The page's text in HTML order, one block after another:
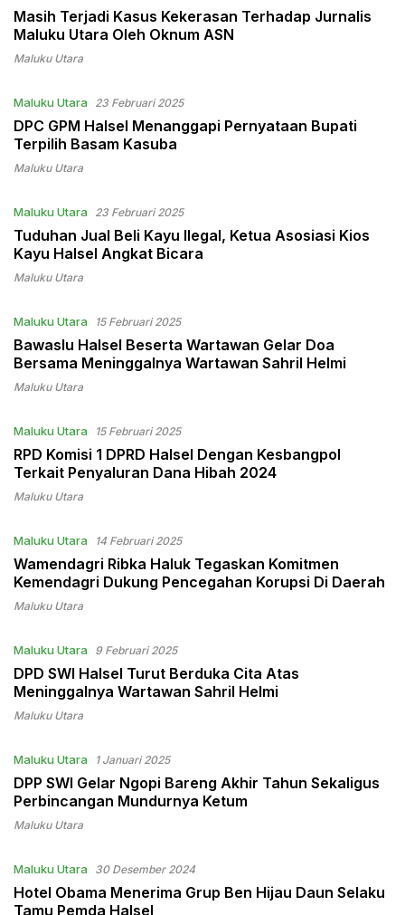
Masih Terjadi Kasus Kekerasan Terhadap Jurnalis
Maluku Utara Oleh Oknum ASN
Maluku Utara
Maluku Utara 23 Februari 2025
DPC GPM Halsel Menanggapi Pernyataan Bupati
Terpilih Basam Kasuba
Maluku Utara
Maluku Utara 23 Februari 2025
Tuduhan Jual Beli Kayu Ilegal, Ketua Asosiasi Kios
Kayu Halsel Angkat Bicara
Maluku Utara
Maluku Utara 15 Februari 2025
Bawaslu Halsel Beserta Wartawan Gelar Doa
Bersama Meninggalnya Wartawan Sahril Helmi
Maluku Utara
Maluku Utara 15 Februari 2025
RPD Komisi 1 DPRD Halsel Dengan Kesbangpol
Terkait Penyaluran Dana Hibah 2024
Maluku Utara
Maluku Utara 14 Februari 2025
Wamendagri Ribka Haluk Tegaskan Komitmen
Kemendagri Dukung Pencegahan Korupsi Di Daerah
Maluku Utara
Maluku Utara 9 Februari 2025
DPD SWI Halsel Turut Berduka Cita Atas
Meninggalnya Wartawan Sahril Helmi
Maluku Utara
Maluku Utara 1 Januari 2025
DPP SWI Gelar Ngopi Bareng Akhir Tahun Sekaligus
Perbincangan Mundurnya Ketum
Maluku Utara
Maluku Utara 30 Desember 2024
Hotel Obama Menerima Grup Ben Hijau Daun Selaku
Tamu Pemda Halsel